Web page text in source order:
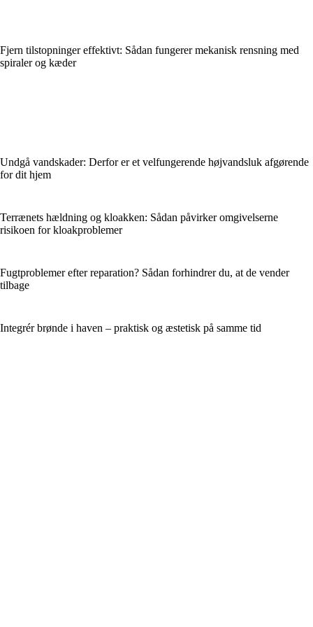
Fjern tilstopninger effektivt: Sådan fungerer mekanisk rensning med
spiraler og kæder
Undgå vandskader: Derfor er et velfungerende højvandsluk afgørende
for dit hjem
Terrænets hældning og kloakken: Sådan påvirker omgivelserne
risikoen for kloakproblemer
Fugtproblemer efter reparation? Sådan forhindrer du, at de vender
tilbage
Integrér brønde i haven – praktisk og æstetisk på samme tid